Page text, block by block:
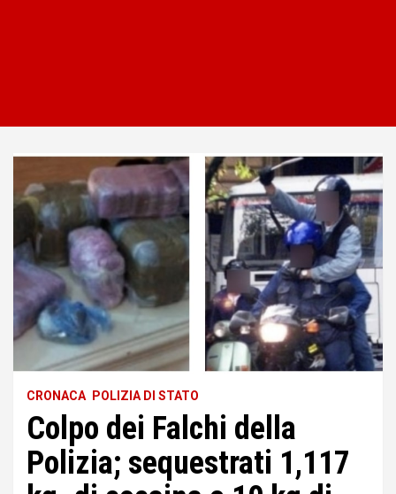
CRONACA POLIZIA DI STATO
Colpo dei Falchi della
Polizia; sequestrati 1,117